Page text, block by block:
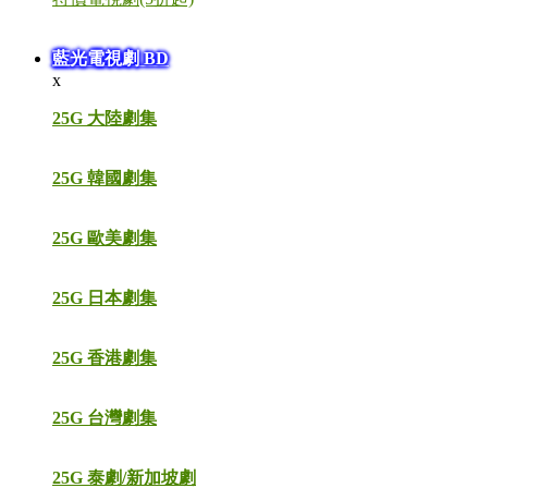
藍光電視劇 BD
x
25G 大陸劇集
25G 韓國劇集
25G 歐美劇集
25G 日本劇集
25G 香港劇集
25G 台灣劇集
25G 泰劇/新加坡劇